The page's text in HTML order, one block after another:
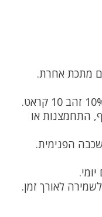
מתכת אחרת.
התחמצנות או
הפנימית.
לאורך זמן.